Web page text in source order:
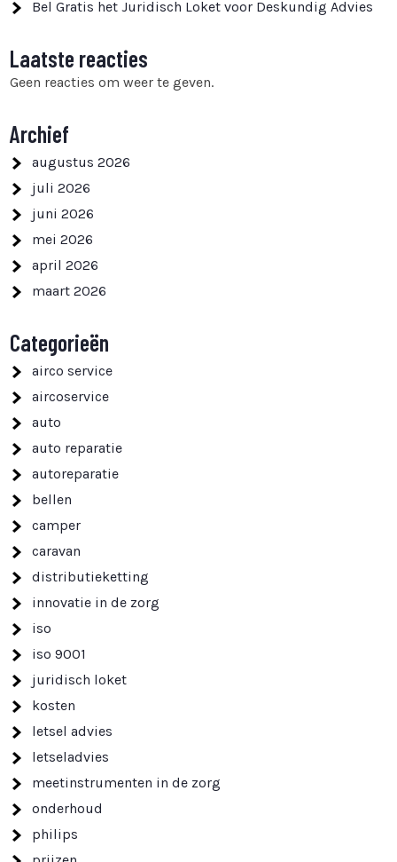
Bel Gratis het Juridisch Loket voor Deskundig Advies
Laatste reacties
Geen reacties om weer te geven.
Archief
augustus 2026
juli 2026
juni 2026
mei 2026
april 2026
maart 2026
Categorieën
airco service
aircoservice
auto
auto reparatie
autoreparatie
bellen
camper
caravan
distributieketting
innovatie in de zorg
iso
iso 9001
juridisch loket
kosten
letsel advies
letseladvies
meetinstrumenten in de zorg
onderhoud
philips